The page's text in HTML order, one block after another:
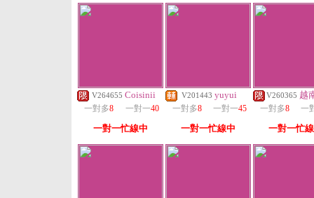
V264655 Coisinii
一對多8 一對一40
一對一忙線中
V201443 yuyui
一對多8 一對一45
一對一忙線中
V260365 越
一對多8 一
一對一忙